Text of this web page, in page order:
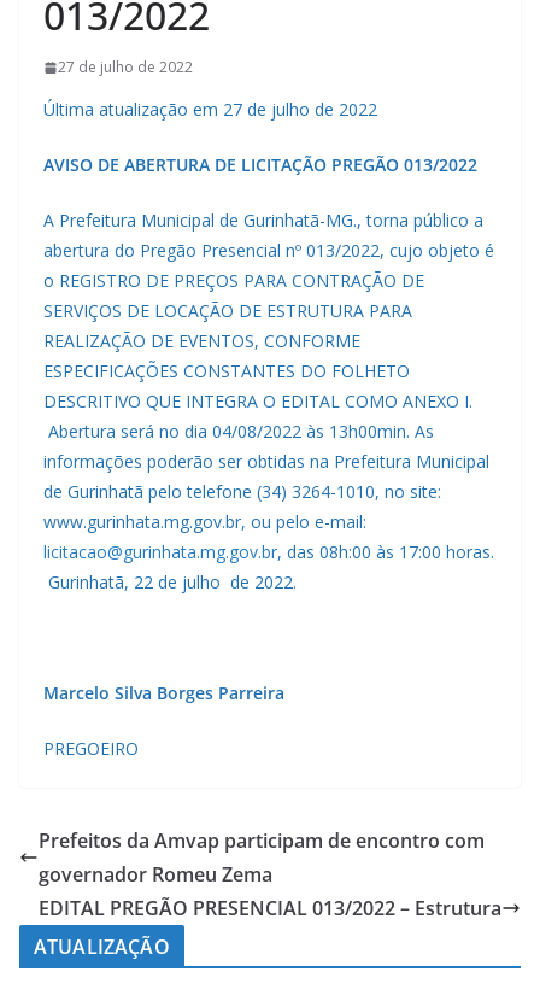
013/2022
27 de julho de 2022
Última atualização em 27 de julho de 2022
AVISO DE ABERTURA DE LICITAÇÃO PREGÃO 013/2022
A Prefeitura Municipal de Gurinhatã-MG., torna público a
abertura do Pregão Presencial nº 013/2022, cujo objeto é
o REGISTRO DE PREÇOS PARA CONTRAÇÃO DE
SERVIÇOS DE LOCAÇÃO DE ESTRUTURA PARA
REALIZAÇÃO DE EVENTOS, CONFORME
ESPECIFICAÇÕES CONSTANTES DO FOLHETO
DESCRITIVO QUE INTEGRA O EDITAL COMO ANEXO I.
Abertura será no dia 04/08/2022 às 13h00min. As
informações poderão ser obtidas na Prefeitura Municipal
de Gurinhatã pelo telefone (34) 3264-1010, no site:
www.gurinhata.mg.gov.br, ou pelo e-mail:
licitacao@gurinhata.mg.gov.br, das 08h:00 às 17:00 horas.
Gurinhatã, 22 de julho de 2022.
Marcelo Silva Borges Parreira
PREGOEIRO
Prefeitos da Amvap participam de encontro com
governador Romeu Zema
EDITAL PREGÃO PRESENCIAL 013/2022 – Estrutura
ATUALIZAÇÃO